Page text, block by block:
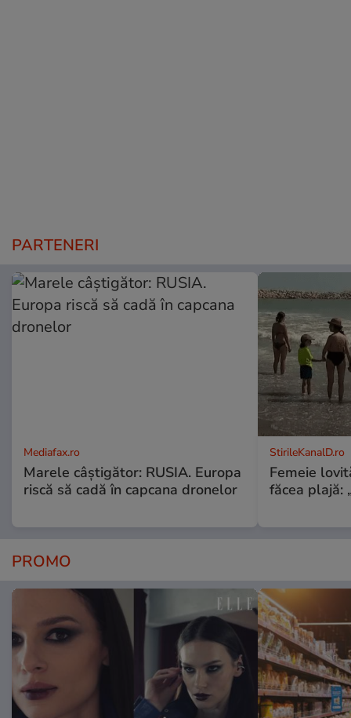
PARTENERI
Mediafax.ro
Marele câștigător: RUSIA. Europa
riscă să cadă în capcana dronelor
StirileKanalD.ro
Femeie
făcea plajă:
PROMO